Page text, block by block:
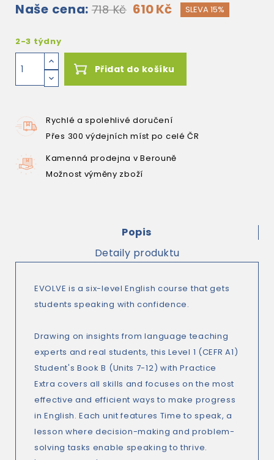
Naše cena: 718 Kč 610 Kč SLEVA 15%
2-3 týdny
Přidat do košíku
Rychlé a spolehlivé doručení
Přes 300 výdejních míst po celé ČR
Kamenná prodejna v Berouně
Možnost výměny zboží
Popis
Detaily produktu
EVOLVE is a six-level English course that gets
students speaking with confidence.
Drawing on insights from language teaching
experts and real students, this Level 1 (CEFR A1)
Student's Book B (Units 7-12) with Practice
Extra covers all skills and focuses on the most
effective and efficient ways to make progress
in English. Each unit features Time to speak, a
lesson where decision-making and problem-
solving tasks enable speaking to thrive.